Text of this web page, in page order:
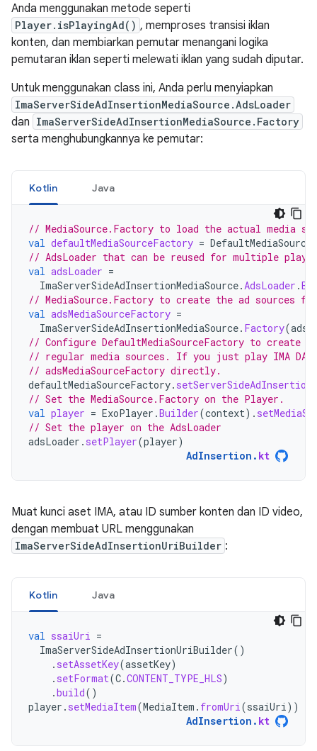
Anda menggunakan metode seperti
Player.isPlayingAd() , memproses transisi iklan
konten, dan membiarkan pemutar menangani logika
pemutaran iklan seperti melewati iklan yang sudah diputar.
Untuk menggunakan class ini, Anda perlu menyiapkan
ImaServerSideAdInsertionMediaSource.AdsLoader
dan ImaServerSideAdInsertionMediaSource.Factory
serta menghubungkannya ke pemutar:
Kotlin Java
// MediaSource.Factory to load the actual media
val defaultMediaSourceFactory =
// AdsLoader that can be reused for multiple
val adsLoader =
ImaServerSideAdInsertionMediaSource.AdsLoader .
// MediaSource.Factory to create the ad sources
val adsMediaSourceFactory =
ImaServerSideAdInsertionMediaSource. Factory(
// Configure DefaultMediaSourceFactory to create
// regular media sources. If you just play IMA DAI
// adsMediaSourceFactory directly.
defaultMediaSourceFactory.
// Set the MediaSource.Factory on the Player.
val player = ExoPlayer .Builder(context).
// Set the player on the AdsLoader
adsLoader . setPlayer(player)
AdInsertion . kt
Muat kunci aset IMA, atau ID sumber konten dan ID video,
dengan membuat URL menggunakan
ImaServerSideAdInsertionUriBuilder :
Kotlin Java
val ssaiUri =
ImaServerSideAdInsertionUriBuilder()
. setAssetKey(assetKey)
. setFormat(C.CONTENT_TYPE_HLS)
.build()
player . setMediaItem(MediaItem . fromUri(ssaiUri))
AdInsertion . kt